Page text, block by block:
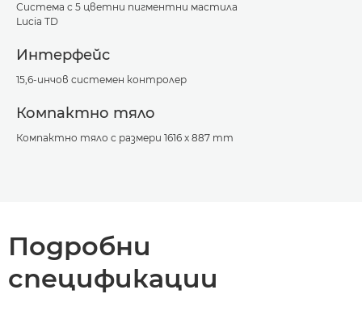
Система с 5 цветни пигментни мастила
Lucia TD
Интерфейс
15,6-инчов системен контролер
Компактно тяло
Компактно тяло с размери 1616 x 887 mm
Подробни
спецификации